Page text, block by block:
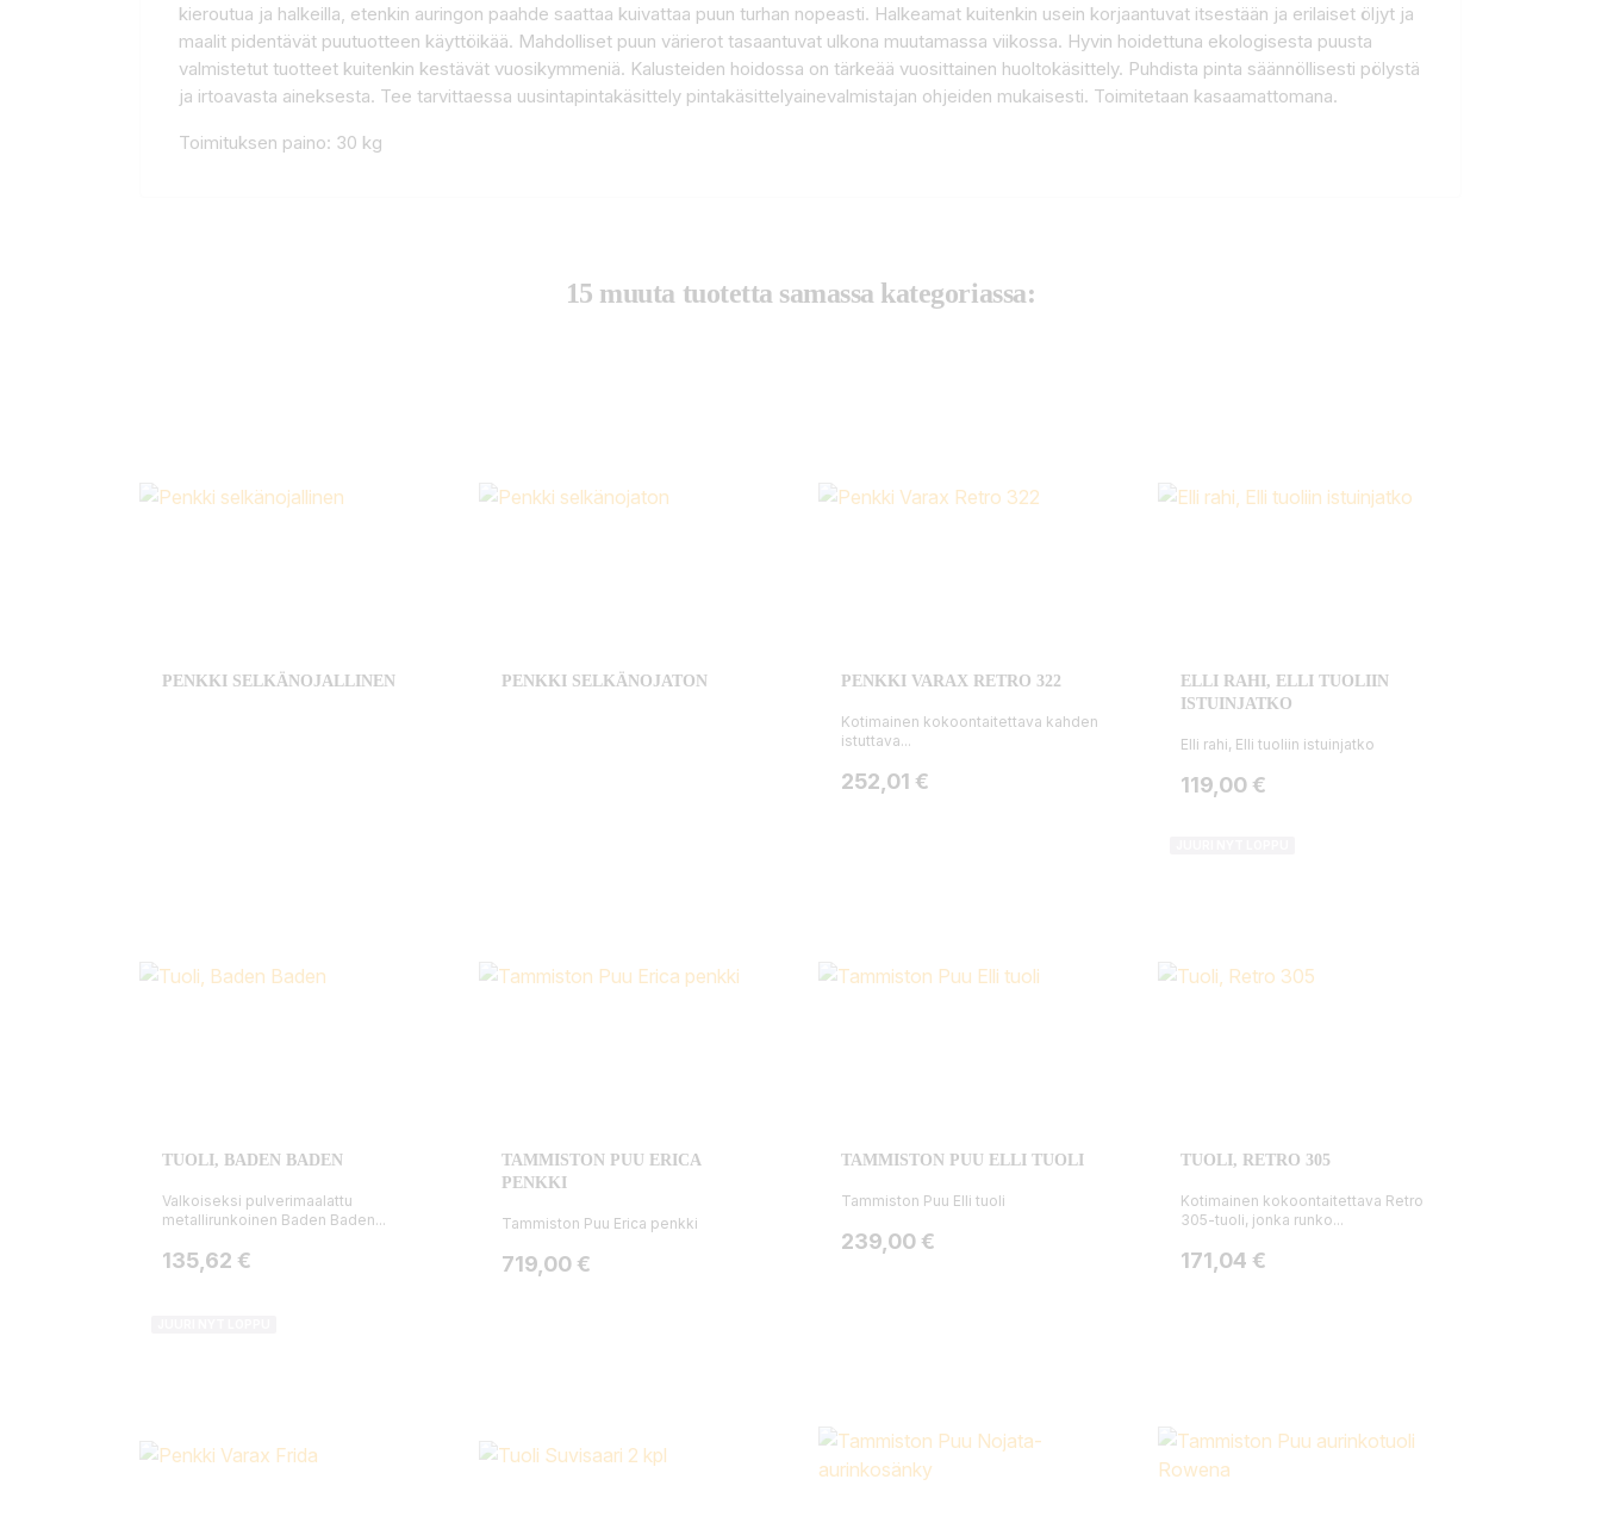
kieroutua ja halkeilla, etenkin auringon paahde saattaa kuivattaa puun turhan nopeasti. Halkeamat kuitenkin usein korjaantuvat itsestään ja erilaiset öljyt ja
maalit pidentävät puutuotteen käyttöikää. Mahdolliset puun värierot tasaantuvat ulkona muutamassa viikossa. Hyvin hoidettuna ekologisesta puusta
valmistetut tuotteet kuitenkin kestävät vuosikymmeniä. Kalusteiden hoidossa on tärkeää vuosittainen huoltokäsittely. Puhdista pinta säännöllisesti pölystä
ja irtoavasta aineksesta. Tee tarvittaessa uusintapintakäsittely pintakäsittelyainevalmistajan ohjeiden mukaisesti. Toimitetaan kasaamattomana.
Toimituksen paino: 30 kg
15 muuta tuotetta samassa kategoriassa:
PENKKI SELKÄNOJALLINEN PENKKI SELKÄNOJATON PENKKI VARAX RETRO 322
Kotimainen kokoontaitettava kahden
istuttava...
Hinta
252,01 €
ELLI RAHI, ELLI TUOLIIN
ISTUINJATKO
Elli rahi, Elli tuoliin istuinjatko
Hinta
119,00 €
TUOLI, BADEN BADEN
Valkoiseksi pulverimaalattu
metallirunkoinen Baden Baden...
Hinta
135,62 €
TAMMISTON PUU ERICA
PENKKI
Tammiston Puu Erica penkki
Hinta
719,00 €
TAMMISTON PUU ELLI TUOLI
Tammiston Puu Elli tuoli
Hinta
239,00 €
TUOLI, RETRO 305
Kotimainen kokoontaitettava Retro
305-tuoli, jonka runko...
Hinta
171,04 €